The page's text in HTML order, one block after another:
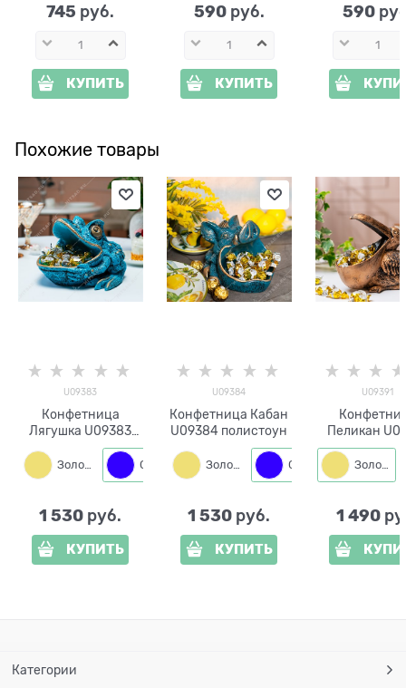
745 руб.
КУПИТЬ
590 руб.
КУПИТЬ
590
Похожие товары
U09383
Конфетница
Лягушка U09383
полистоун
Золото
1 530 руб.
КУПИТЬ
U09384
Конфетница Кабан
U09384 полистоун
Золото
1 530 руб.
КУПИТЬ
U09391
Пеликан
Золото
1 490
Категории